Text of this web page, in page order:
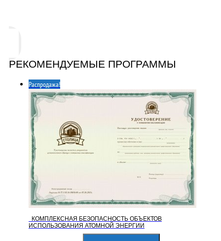
РЕКОМЕНДУЕМЫЕ ПРОГРАММЫ
Распродажа!
КОМПЛЕКСНАЯ БЕЗОПАСНОСТЬ ОБЪЕКТОВ
ИСПОЛЬЗОВАНИЯ АТОМНОЙ ЭНЕРГИИ